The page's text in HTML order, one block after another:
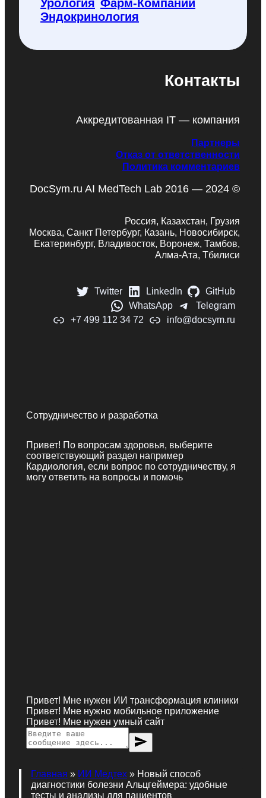
Урология Фарм-Компании
Эндокринология
Контакты
Аккредитованная IT — компания
Партнеры
Отказ от ответственности
Политика комментариев
DocSym.ru AI MedTech Lab 2016 — 2024 ©
Россия, Казахстан, Грузия
Москва, Санкт Петербург, Казань, Новосибирск,
Екатеринбург, Владивосток, Воронеж, Тамбов,
Алма-Ата, Тбилиси
Twitter LinkedIn
GitHub
WhatsApp
Telegram
+7 499 112 34 72
info@docsym.ru
Сотрудничество и разработка
Привет! По вопросам здоровья, выберите
соответствующий раздел например
Кардиология, если вопрос по сотрудничеству, я
могу ответить на вопросы и помочь
Привет! Мне нужен ИИ трансформация клиники
Привет! Мне нужно мобильное приложение
Привет! Мне нужен умный сайт
send
Главная » ИИ Медтех » Новый способ
диагностики болезни Альцгеймера: удобные
тесты и анализы для пациентов